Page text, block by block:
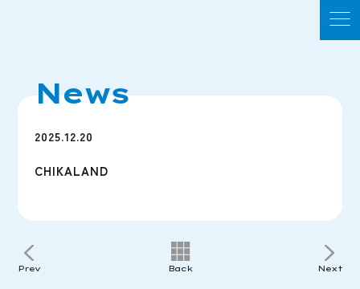
News
2025.12.20
CHIKALAND
Prev Back Next